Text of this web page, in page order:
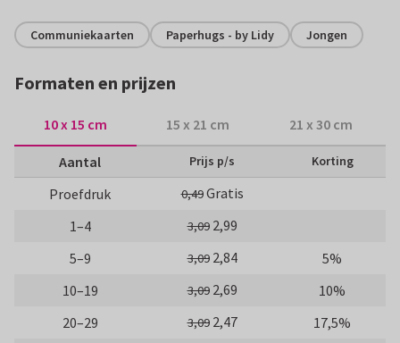
Communiekaarten Paperhugs - by Lidy Jongen
Formaten en prijzen
10 x 15 cm 15 x 21 cm 21 x 30 cm
Aantal Prijs p/s Korting
Proefdruk 0,49Gratis
1–4
3,09 2,99
5–9
3,09 2,84
5%
10–19
3,09 2,69
10%
20–29
3,09 2,47
17,5%